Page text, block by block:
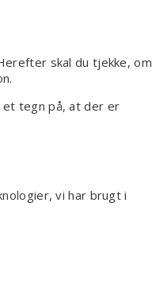
skal du tjekke, om
et tegn på, at der er
vi har brugt i